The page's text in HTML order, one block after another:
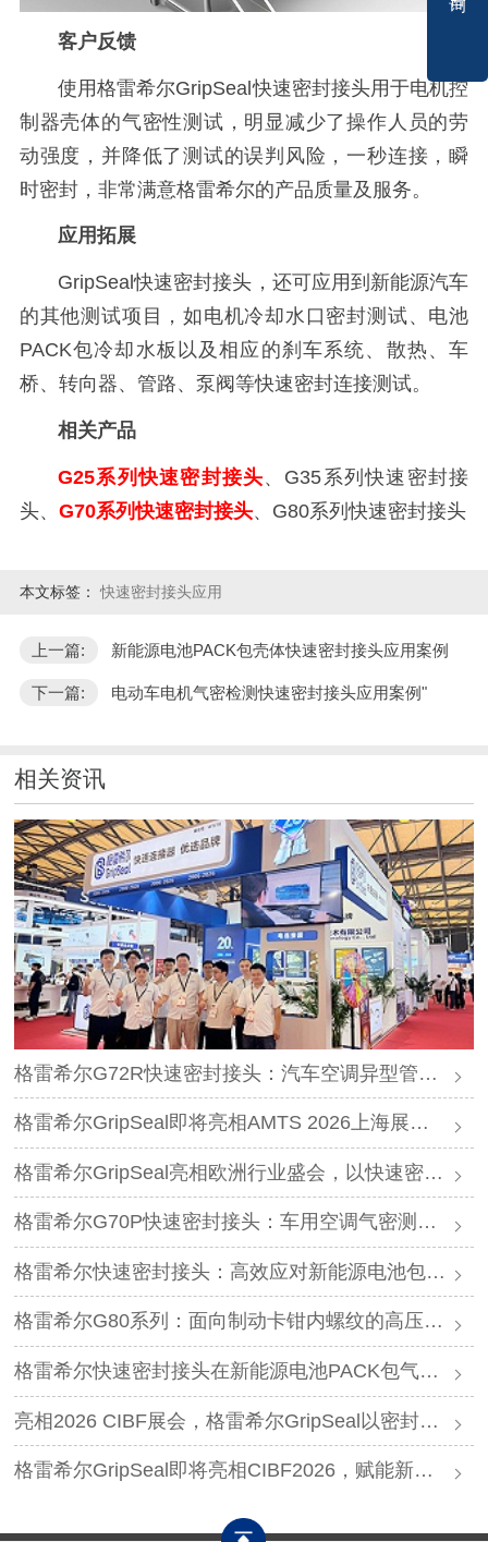
客户反馈
使用格雷希尔GripSeal快速密封接头用于电机控
制器壳体的气密性测试，明显减少了操作人员的劳
动强度，并降低了测试的误判风险，一秒连接，瞬
时密封，非常满意格雷希尔的产品质量及服务。
应用拓展
GripSeal快速密封接头，还可应用到新能源汽车
的其他测试项目，如电机冷却水口密封测试、电池
PACK包冷却水板以及相应的刹车系统、散热、车
桥、转向器、管路、泵阀等快速密封连接测试。
相关产品
G25系列快速密封接头、G35系列快速密封接
头、 G70系列快速密封接头、G80系列快速密封接头
本文标签： 快速密封接头应用
上一篇: 新能源电池PACK包壳体快速密封接头应用案例
下一篇: 电动车电机气密检测快速密封接头应用案例"
相关资讯
格雷希尔G72R快速密封接头：汽车空调异型管口测试方案
格雷希尔GripSeal即将亮相AMTS 2026上海展，以密封技术赋能汽车制造
格雷希尔GripSeal亮相欧洲行业盛会，以快速密封技术赋能欧洲新能源产业链
格雷希尔G70P快速密封接头：车用空调气密测试的可靠选择
格雷希尔快速密封接头：高效应对新能源电池包防爆阀测试难题
格雷希尔G80系列：面向制动卡钳内螺纹的高压密封连接方案
格雷希尔快速密封接头在新能源电池PACK包气密测试中的应用
亮相2026 CIBF展会，格雷希尔GripSeal以密封连接硬核实力圈粉
格雷希尔GripSeal即将亮相CIBF2026，赋能新能源产业绿色发展